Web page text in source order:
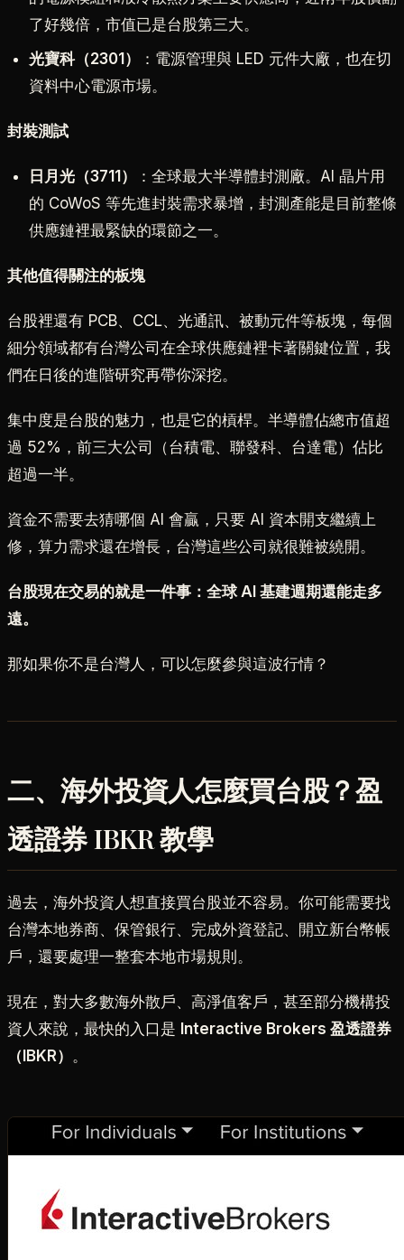
了好幾倍，市值已是台股第三大。
光寶科（2301）
：電源管理與 LED 元件大廠，也在切
資料中心電源市場。
封裝測試
日月光（3711）
：全球最大半導體封測廠。AI 晶片用
的 CoWoS 等先進封裝需求暴增，封測產能是目前整條
供應鏈裡最緊缺的環節之一。
其他值得關注的板塊
台股裡還有 PCB、CCL、光通訊、被動元件等板塊，每個
細分領域都有台灣公司在全球供應鏈裡卡著關鍵位置，我
們在日後的進階研究再帶你深挖。
集中度是台股的魅力，也是它的槓桿。半導體佔總市值超
過 52%，前三大公司（台積電、聯發科、台達電）佔比
超過一半。
資金不需要去猜哪個 AI 會贏，只要 AI 資本開支繼續上
修，算力需求還在增長，台灣這些公司就很難被繞開。
台股現在交易的就是一件事：全球 AI 基建週期還能走多
遠。
那如果你不是台灣人，可以怎麼參與這波行情？
二、海外投資人怎麼買台股？盈
透證券 IBKR 教學
過去，海外投資人想直接買台股並不容易。你可能需要找
台灣本地券商、保管銀行、完成外資登記、開立新台幣帳
戶，還要處理一整套本地市場規則。
現在，對大多數海外散戶、高淨值客戶，甚至部分機構投
資人來說，最快的入口是 Interactive Brokers 盈透證券
（IBKR） 。